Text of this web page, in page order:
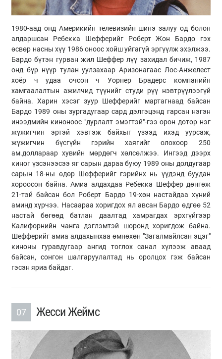
1980-аад онд Америкийн телевизийн шинэ залуу од болон
алдаршсан Ребекка Шефферийг Роберт Жон Бардо гэх
өсвөр насны хүү 1986 оноос хойш уйгагүй эргүүлж эхэлжээ.
Бардо бүтэн гурван жил Шеффер лүү захидал бичиж, 1987
онд бүр нүүр тулан уулзахаар Аризонагаас Лос-Анжелест
хоёр ч удаа очсон ч Уорнер Брадерс компанийн
хамгаалалтын ажилчид түүнийг студи рүү нэвтрүүлээгүй
байна. Харин хэсэг зуур Шефферийг мартагнаад байсан
Бардо 1989 оны зургадугаар сард дэлгэцэнд гарсан нэгэн
инээдмийн киноноос "дурлалт эмэгтэй"-гээ орон дотор нэг
жүжигчин эртэй хэвтэж байхыг үзээд ихэд уурсаж,
жүжигчин бүсгүйн гэрийн хаягийг олохоор 250
ам.доллараар хувийн мөрдөгч хөлсөлжээ. Ингээд дээрх
киног үзсэнээсээ яг сарын дараа буюу 1989 оны долдугаар
сарын 18-ны өдөр Шефферийг гэрийнх нь үүдэнд буудан
хороосон байна. Амиа алдахдаа Ребекка Шеффер дөнгөж
21-тэй байсан бол Роберт Бардо 19-хөн настайдаа хүний
аминд хүрчээ. Насаараа хоригдох ял авсан Бардо өдгөө 52
настай бөгөөд батлан даалтад хамрагдах эрхгүйгээр
Калифорнийн чанга дэглэмтэй шоронд хоригдож байна.
Шефферийг амиа алдахынхаа өмнөхөн "Загалмайлсан эцэг"
киноны гуравдугаар ангид тоглох санал хүлээж аваад
байсан, сонгон шалгаруулалтад нь оролцох гэж байсан
гэсэн яриа байдаг.
07 Жесси Жеймс